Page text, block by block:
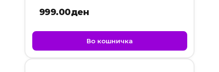
999.00ден
Во кошничка